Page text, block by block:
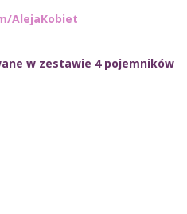
AlejaKobiet
w zestawie 4 pojemników